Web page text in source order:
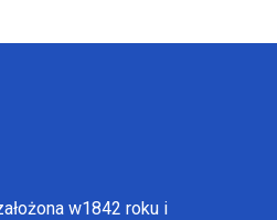
w1842 roku i